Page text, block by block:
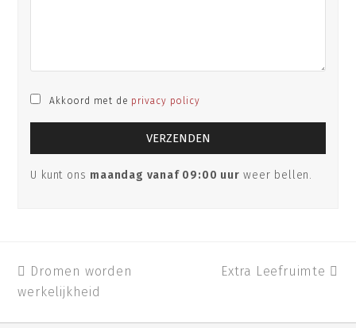
Akkoord met de privacy policy
U kunt ons maandag vanaf 09:00 uur weer bellen.
previous
post:
Dromen worden
werkelijkheid
next
Extra Leefruimte